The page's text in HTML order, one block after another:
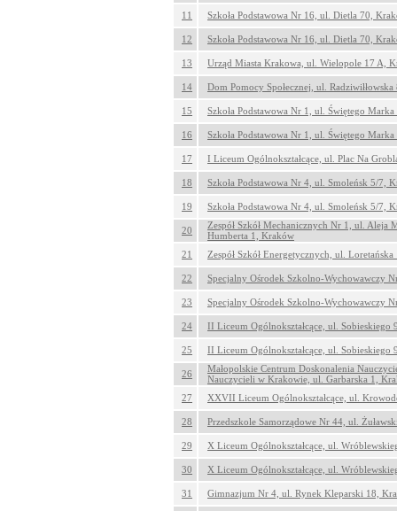
11 Szkoła Podstawowa Nr 16, ul. Dietla 70,
12 Szkoła Podstawowa Nr 16, ul. Dietla 70,
13 Urząd Miasta Krakowa, ul. Wielopole 17 A,
14 Dom Pomocy Społecznej, ul.
15 Szkoła Podstawowa Nr 1, ul. Świętego
16 Szkoła Podstawowa Nr 1, ul. Świętego
17 I Liceum Ogólnokształcące, ul. Plac Na
18 Szkoła Podstawowa Nr 4, ul. Smoleńsk 5/7,
19 Szkoła Podstawowa Nr 4, ul. Smoleńsk 5/7,
20
Zespół Szkół Mechanicznych Nr 1, ul. Aleja
Humberta 1, Kraków
21
Zespół Szkół Energetycznych, ul.
22 Specjalny Ośrodek Szkolno-Wychowawczy
23 Specjalny Ośrodek Szkolno-Wychowawczy
24 II Liceum Ogólnokształcące, ul. Sobieskiego
25 II Liceum Ogólnokształcące, ul. Sobieskiego
26
Małopolskie Centrum Doskonalenia
Nauczycieli w Krakowie, ul. Garbarska 1,
27
XXVII Liceum Ogólnokształcące, ul.
28 Przedszkole Samorządowe Nr 44, ul.
29 X Liceum Ogólnokształcące, ul.
30 X Liceum Ogólnokształcące, ul.
31 Gimnazjum Nr 4, ul. Rynek Kleparski 18,